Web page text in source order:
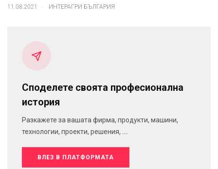
11.08.2021 . ИНТЕРАГРИ БЪЛГАРИЯ
Споделете своята професионална
история
Разкажете за вашата фирма, продукти, машини,
технологии, проекти, решения, ...
ВЛЕЗ В ПЛАТФОРМАТА